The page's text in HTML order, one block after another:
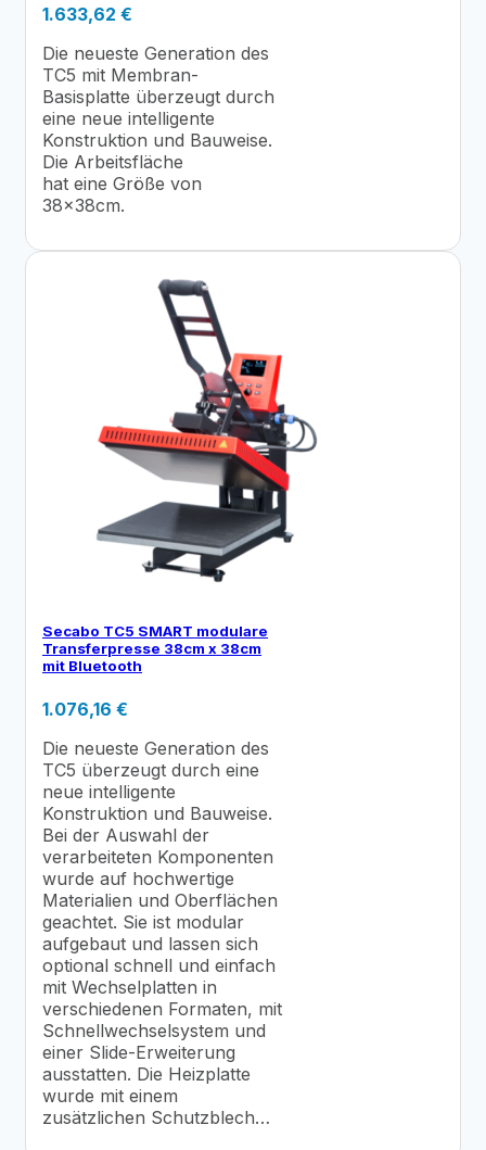
1.633,62 €
Die neueste Generation des
TC5 mit Membran-
Basisplatte überzeugt durch
eine neue intelligente
Konstruktion und Bauweise.
Die Arbeitsfläche
hat eine Größe von
38x38cm.
Secabo TC5 SMART modulare
Transferpresse 38cm x 38cm
mit Bluetooth
1.076,16 €
Die neueste Generation des
TC5 überzeugt durch eine
neue intelligente
Konstruktion und Bauweise.
Bei der Auswahl der
verarbeiteten Komponenten
wurde auf hochwertige
Materialien und Oberflächen
geachtet. Sie ist modular
aufgebaut und lassen sich
optional schnell und einfach
mit Wechselplatten in
verschiedenen Formaten, mit
Schnellwechselsystem und
einer Slide-Erweiterung
ausstatten. Die Heizplatte
wurde mit einem
zusätzlichen Schutzblech…